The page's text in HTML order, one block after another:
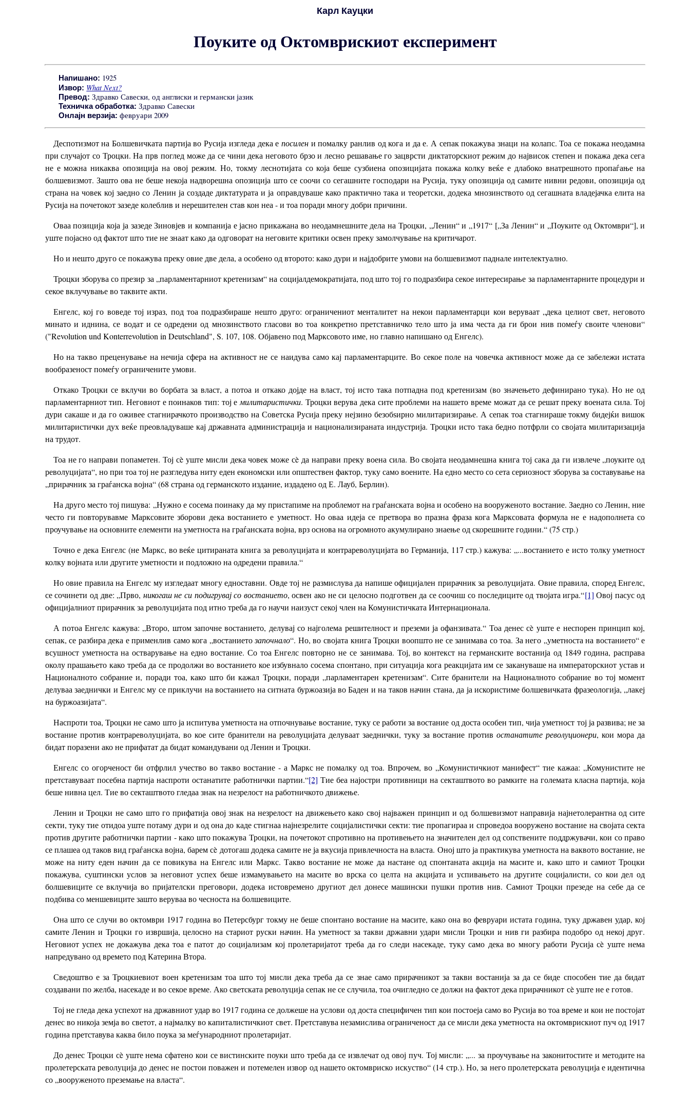
Карл Кауцки
Поуките од Октомврискиот експеримент
Напишано: 1925
Извор: What Next?
Превод: Здравко Савески, од англиски и германски јазик
Техничка обработка: Здравко Савески
Онлајн верзија: февруари 2009
Деспотизмот на Болшевичката партија во Русија изгледа дека е посилени помалку ранлив од кога и да е. А сепак покажува знаци на колапс. Тоа се покажа неодамна
при случајот со Троцки. На прв поглед може да се чини дека неговото брзо и лесно решавање го зацврсти диктаторскиот режим до највисок степен и покажа дека сега
не е можна никаква опозиција на овој режим. Но, токму леснотијата со која беше сузбиена опозицијата покажа колку веќе е длабоко внатрешното пропаѓање на
болшевизмот. Зашто ова не беше некоја надворешна опозиција што се соочи со сегашните господари на Русија, туку опозиција од самите нивни редови, опозиција од
страна на човек кој заедно со Ленин ја создаде диктатурата и ја оправдуваше како практично така и теоретски, додека мнозинството од сегашната владејачка елита на
Русија на почетокот зазеде колеблив и нерешителен став кон неа - и тоа поради многу добри причини.
Оваа позиција која ја зазеде Зиновјев и компанија е јасно прикажана во неодамнешните дела на Троцки, „Ленин“ и „1917“ [„За Ленин“ и „Поуките од Октомври“], и
уште појасно од фактот што тие не знаат како да одговорат на неговите критики освен преку замолчување на критичарот.
Но и нешто друго се покажува преку овие две дела, а особено од второто: како дури и најдобрите умови на болшевизмот паднале интелектуално.
Троцки зборува со презир за „парламентарниот кретенизам“ на социјалдемократијата, под што тој го подразбира секое интересирање за парламентарните процедури и
секое вклучување во таквите акти.
Енгелс, кој го воведе тој израз, под тоа подразбираше нешто друго: ограничениот менталитет на некои парламентарци кои веруваат „дека целиот свет, неговото
минато и иднина, се водат и се одредени од мнозинството гласови во тоа конкретно претставничко тело што ја има честа да ги брои нив помеѓу своите членови“
("Revolution und Konterrevolution in Deutschland", S. 107, 108. Објавено под Марксовото име, но главно напишано од Енгелс).
Но на такво преценување на нечија сфера на активност не се наидува само кај парламентарците. Во секое поле на човечка активност може да се забележи истата
вообразеност помеѓу ограничените умови.
Откако Троцки се вклучи во борбата за власт, а потоа и откако дојде на власт, тој исто така потпадна под кретенизам (во значењето дефинирано тука). Но не од
парламентарниот тип. Неговиот е поинаков тип: тој е милитаристички. Троцки верува дека сите проблеми на нашето време можат да се решат преку воената сила. Тој
дури сакаше и да го оживее стагнирачкото производство на Советска Русија преку нејзино безобѕирно милитаризирање. А сепак тоа стагнираше токму бидејќи вишок
милитаристички дух веќе преовладуваше кај државната администрација и национализираната индустрија. Троцки исто така бедно потфрли со својата милитаризација
на трудот.
Тоа не го направи попаметен. Тој сè уште мисли дека човек може сè да направи преку воена сила. Во својата неодамнешна книга тој сака да ги извлече „поуките од
револуцијата“, но при тоа тој не разгледува ниту еден економски или општествен фактор, туку само воените. На едно место со сета сериозност зборува за составување на
„прирачник за граѓанска војна“ (68 страна од германското издание, издадено од Е. Лауб, Берлин).
На друго место тој пишува: „Нужно е сосема поинаку да му пристапиме на проблемот на граѓанската војна и особено на вооруженото востание. Заедно со Ленин, ние
често ги повторувавме Марксовите зборови дека востанието е уметност. Но оваа идеја се претвора во празна фраза кога Марксовата формула не е надополнета со
проучување на основните елементи на уметноста на граѓанската војна, врз основа на огромното акумулирано знаење од скорешните години.“ (75 стр.)
Точно е дека Енгелс (не Маркс, во веќе цитираната книга за револуцијата и контрареволуцијата во Германија, 117 стр.) кажува: „...востанието е исто толку уметност
колку војната или другите уметности и подложно на одредени правила.“
Но овие правила на Енгелс му изгледаат многу едноставни. Овде тој не размислува да напише официјален прирачник за револуцијата. Овие правила, според Енгелс,
се сочинети од две: „Прво, никогаш не си подигрувај со востанието, освен ако не си целосно подготвен да се соочиш со последиците од твојата игра.“[1] Овој пасус од
официјалниот прирачник за револуцијата под итно треба да го научи наизуст секој член на Комунистичката Интернационала.
А потоа Енгелс кажува: „Второ, штом започне востанието, делувај со најголема решителност и преземи ја офанзивата.“ Тоа денес сè уште е неспорен принцип кој,
сепак, се разбира дека е применлив само кога „востаниетозапочнало“. Но, во својата книга Троцки воопшто не се занимава со тоа. За него „уметноста на востанието“ е
всушност уметноста на остварување на едно востание. Со тоа Енгелс повторно не се занимава. Тој, во контекст на германските востанија од 1849 година, расправа
околу прашањето како треба да се продолжи во востанието кое избувнало сосема спонтано, при ситуација кога реакцијата им се закануваше на императорскиот устав и
Националното собрание и, поради тоа, како што би кажал Троцки, поради „парламентарен кретенизам“. Сите бранители на Националното собрание во тој момент
делуваа заеднички и Енгелс му се приклучи на востанието на ситната буржоазија во Баден и на таков начин стана, да ја искористиме болшевичката фразеологија, „лакеј
на буржоазијата“.
Наспроти тоа, Троцки не само што ја испитува уметноста на отпочнување востание, туку се работи за востание од доста особен тип, чија уметност тој ја развива; не за
востание против контрареволуцијата, во кое сите бранители на револуцијата делуваат заеднички, туку за востание против останатите револуционери, кои мора да
бидат поразени ако не прифатат да бидат командувани од Ленин и Троцки.
Енгелс со огорченост би отфрлил учество во такво востание - а Маркс не помалку од тоа. Впрочем, во „Комунистичкиот манифест“ тие кажаа: „Комунистите не
претставуваат посебна партија наспроти останатите работнички партии.“[2] Тие беа најостри противници на секташтвото во рамките на големата класна партија, која
беше нивна цел. Тие во секташтвото гледаа знак на незрелост на работничкото движење.
Ленин и Троцки не само што го прифатија овој знак на незрелост на движењето како свој најважен принцип и од болшевизмот направија најнетолерантна од сите
секти, туку тие отидоа уште потаму дури и од она до каде стигнаа најнезрелите социјалистички секти: тие пропагираа и спроведоа вооружено востание на својата секта
против другите работнички партии - како што покажува Троцки, на почетокот спротивно на противењето на значителен дел од сопствените поддржувачи, кои со право
се плашеа од таков вид граѓанска војна, барем сè дотогаш додека самите не ја вкусија привлечноста на власта. Оној што ја практикува уметноста на ваквото востание, не
може на ниту еден начин да се повикува на Енгелс или Маркс. Такво востание не може да настане од спонтаната акција на масите и, како што и самиот Троцки
покажува, суштински услов за неговиот успех беше измамувањето на масите во врска со целта на акцијата и успивањето на другите социјалисти, со кои дел од
болшевиците се вклучија во пријателски преговори, додека истовремено другиот дел донесе машински пушки против нив. Самиот Троцки презеде на себе да се
подбива со меншевиците зашто веруваа во чесноста на болшевиците.
Она што се случи во октомври 1917 година во Петерсбург токму не беше спонтано востание на масите, како она во февруари истата година, туку државен удар, кој
самите Ленин и Троцки го извршија, целосно на стариот руски начин. На уметност за такви државни удари мисли Троцки и нив ги разбира подобро од некој друг.
Неговиот успех не докажува дека тоа е патот до социјализам кој пролетаријатот треба да го следи насекаде, туку само дека во многу работи Русија сè уште нема
напредувано од времето под Катерина Втора.
Сведоштво е за Троцкиевиот воен кретенизам тоа што тој мисли дека треба да се знае само прирачникот за такви востанија за да се биде способен тие да бидат
создавани по желба, насекаде и во секое време. Ако светската револуција сепак не се случила, тоа очигледно се должи на фактот дека прирачникот сè уште не е готов.
Тој не гледа дека успехот на државниот удар во 1917 година се должеше на услови од доста специфичен тип кои постоеја само во Русија во тоа време и кои не постојат
денес во никоја земја во светот, а најмалку во капиталистичкиот свет. Претставува незамислива ограниченост да се мисли дека уметноста на октомврискиот пуч од 1917
година претставува каква било поука за меѓународниот пролетаријат.
До денес Троцки сè уште нема сфатено кои се вистинските поуки што треба да се извлечат од овој пуч. Тој мисли: „... за проучување на законитостите и методите на
пролетерската револуција до денес не постои поважен и потемелен извор од нашето октомвриско искуство“ (14 стр.). Но, за него пролетерската револуција е идентична
со „вооруженото преземање на власта“.